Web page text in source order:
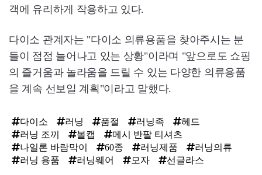
객에 유리하게 작용하고 있다.
다이소 관계자는 "다이소 의류용품을 찾아주시는 분
들이 점점 늘어나고 있는 상황"이라며 "앞으로도 쇼핑
의 즐거움과 놀라움을 드릴 수 있는 다양한 의류용품
을 계속 선보일 계획"이라고 말했다.
다이소 러닝 품절 러닝족
헤드
러닝 조끼
볼캡
메시 반팔 티셔츠
나일론 바람막이
60종 러닝제품
러닝의류
러닝 용품
러닝웨어 모자 선글라스